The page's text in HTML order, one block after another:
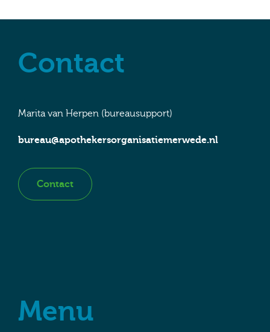
Contact
Marita van Herpen (bureausupport)
bureau@apothekersorganisatiemerwede.nl
Contact
Menu